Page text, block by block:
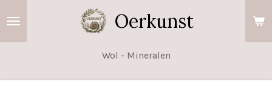
hoofdinhoud
Oerkunst
Wol - Mineralen